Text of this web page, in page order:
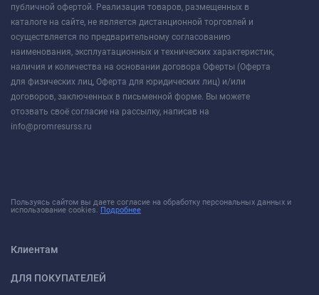
публичной офертой. Реализация товаров, размещенных в
каталоге на сайте, не является дистанционной торговлей и
осуществляется по предварительному согласованию
наименования, эксплуатационных и технических характеристик,
наличия и количества на основании договора Оферты (Оферта
для физических лиц, Оферта для юридических лиц) и/или
договоров, заключенных в письменной форме. Вы можете
отозвать своё согласие на рассылку, написав на
info@promresurss.ru
Пользуясь сайтом вы даете согласие на обработку персональных данных и
использование cookies. Подробнее
Клиентам
ДЛЯ ПОКУПАТЕЛЕЙ